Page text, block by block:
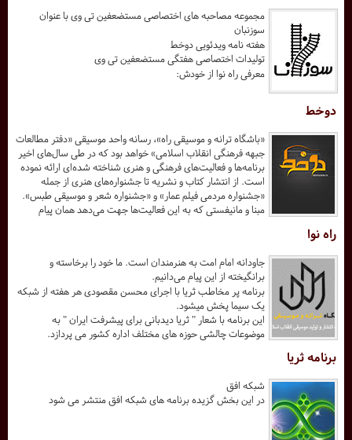
مجموعه مصاحبه های اختصاصی مستضعفین تی وی با عنوان
سوزنبان
دوخط
هفته نامه ویدئویی دوخط
تولیدات اختصاصی هفتگی مستضعفین تی وی
راه نوا
معرفی راه نوا از خودش:
«باشگاه ترانه و موسیقی راه»، رسانه واحد موسیقی «دفتر مطالعات
جبهه فرهنگی انقلاب اسلامی» خواهد بود که در طی سال‌های اخیر
برنامه‌ها و فعالیت‌های فرهنگی و هنری شناخته شده‌ای ارائه نموده
است. از انتشار کتاب و نشریه تا جشنواره‌های هنری از جمله
«جشنواره مردمی فیلم عمار» و «جشنواره شعر و موسیقی طبس».
مبنا و مانیفستی که به این فعالیت‌ها جهت می‌دهد همان پیام
جاودانه امام امت به هنرمندان است. ما خود را برخاسته و
برانگیخته از این پیام می‌دانیم.
برنامه ثریا
برنامه پر مخاطب ثریا با اجرای محسن مقصودی هر هفته از شبکه
یک سیما پخش میشود.
این برنامه با شعار " ثریا دیدبانی برای پیشرفت ایران " به
موضوعات چالشی حوزه های مختلف اداره کشور می پردازد.
شبکه افق
در این بخش گزیده برنامه های شبکه افق منتشر می شود